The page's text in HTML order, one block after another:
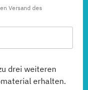
Versand des
drei weiteren
erhalten.